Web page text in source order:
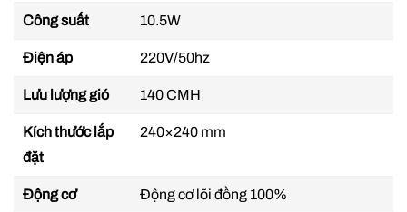
gió tốt. Quạt được trang bị bộ cảm biến nhiệt, tự
Sản phẩm có chất liệu chắc chắn và bền, đảm
bảo tuổi thọ cao và khả năng hoạt động liên tục
trường sạch và thoáng mát.
Công suất 10.5W
Điện áp 220V/50hz
Lưu lượng gió 140 CMH
Kích thước lắp
đặt
240×240 mm
Động cơ Động cơ lõi đồng 100%